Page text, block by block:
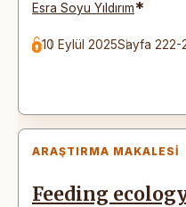
Esra Soyu Yıldırım*
10 Eylül 2025Sayfa 222-
ARAŞTIRMA MAKALESI
Feeding